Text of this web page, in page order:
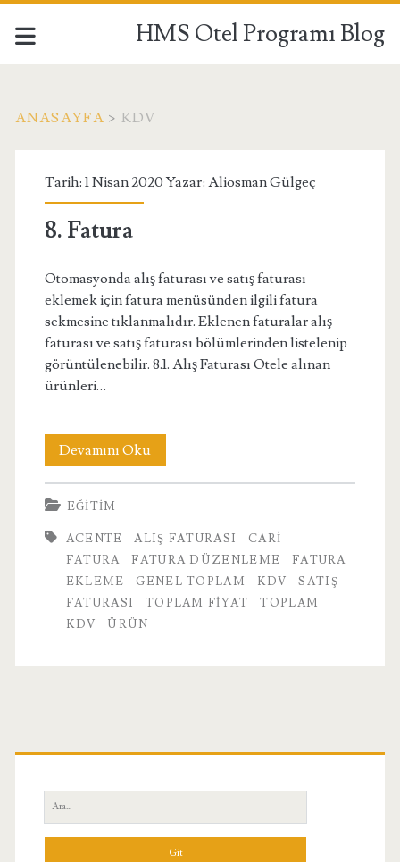
HMS Otel Programı Blog
ANASAYFA > KDV
Etiket:
<span>kdv</span>
Tarih: 1 Nisan 2020 Yazar: Aliosman Gülgeç
8. Fatura
Otomasyonda alış faturası ve satış faturası
eklemek için fatura menüsünden ilgili fatura
sekmesine tıklanmalıdır. Eklenen faturalar alış
faturası ve satış faturası bölümlerinden listelenip
görüntülenebilir. 8.1. Alış Faturası Otele alınan
ürünleri…
Devamını Oku8.
Fatura
EĞITIM
ACENTE ALIŞ FATURASI
CARI
FATURA
FATURA DÜZENLEME
FATURA
EKLEME
GENEL TOPLAM KDV
SATIŞ
FATURASI
TOPLAM FIYAT
TOPLAM
KDV
ÜRÜN
Birincil
Yan
Menü
Ara: